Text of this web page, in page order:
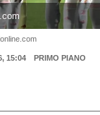
15:04
PRIMO PIANO